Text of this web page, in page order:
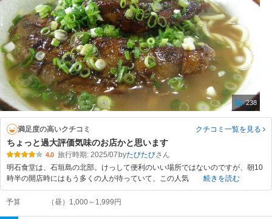
238
満足度の高いクチコミ クチコミ一覧を見る
ちょっと過大評価気味のお店かと思います
4.0 旅行時期: 2025/07 byたびたび
明石食堂は、石垣島の北部。けっして便利のいい場所ではないのですが、朝10
時半の開店時にはもう多くの人が待っていて、この人気
続きを読む
予算 （昼）1,000～1,999円